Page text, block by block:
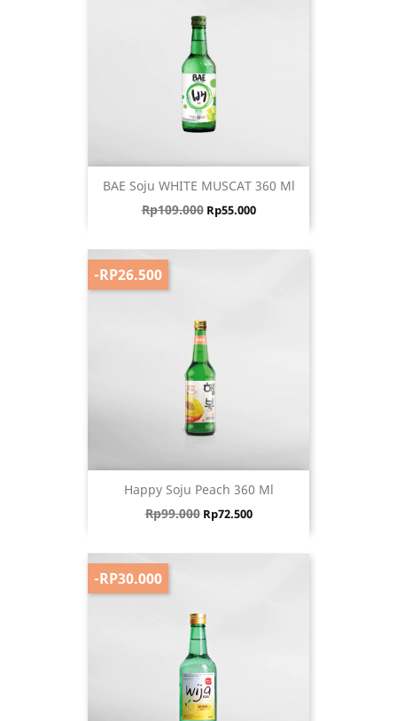
BAE Soju WHITE MUSCAT 360 Ml
Harga biasa
Rp109.000 Harga
Rp55.000
Happy Soju Peach 360 Ml
Harga biasa
Rp99.000 Harga
Rp72.500
-RP26.500
-RP30.000